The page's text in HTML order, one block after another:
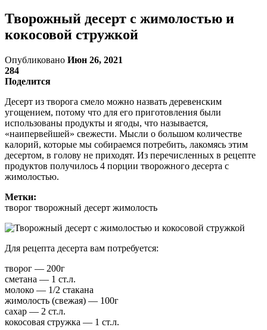
Творожный десерт с жимолостью и
кокосовой стружкой
Опубликовано Июн 26, 2021
284
Поделится
Десерт из творога смело можно назвать деревенским
угощением, потому что для его приготовления были
использованы продукты и ягоды, что называется,
«наипервейшей» свежести. Мысли о большом количестве
калорий, которые мы собираемся потребить, лакомясь этим
десертом, в голову не приходят. Из перечисленных в рецепте
продуктов получилось 4 порции творожного десерта с
жимолостью.
Метки:
творог творожный десерт жимолость
Для рецепта десерта вам потребуется:
творог — 200г
сметана — 1 ст.л.
молоко — 1/2 стакана
жимолость (свежая) — 100г
сахар — 2 ст.л.
кокосовая стружка — 1 ст.л.